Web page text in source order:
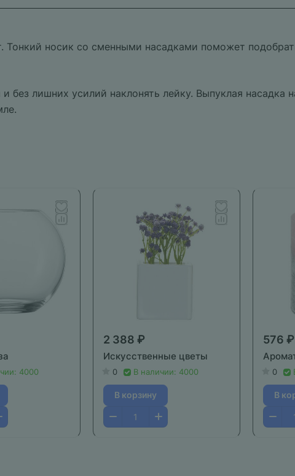
Тонкий носик со сменными насадками поможет
без лишних усилий наклонять лейку. Выпуклая насадка
4000
2 388 ₽
Искусственные цветы
0 В наличии: 4000
В корзину
576 ₽
0
В